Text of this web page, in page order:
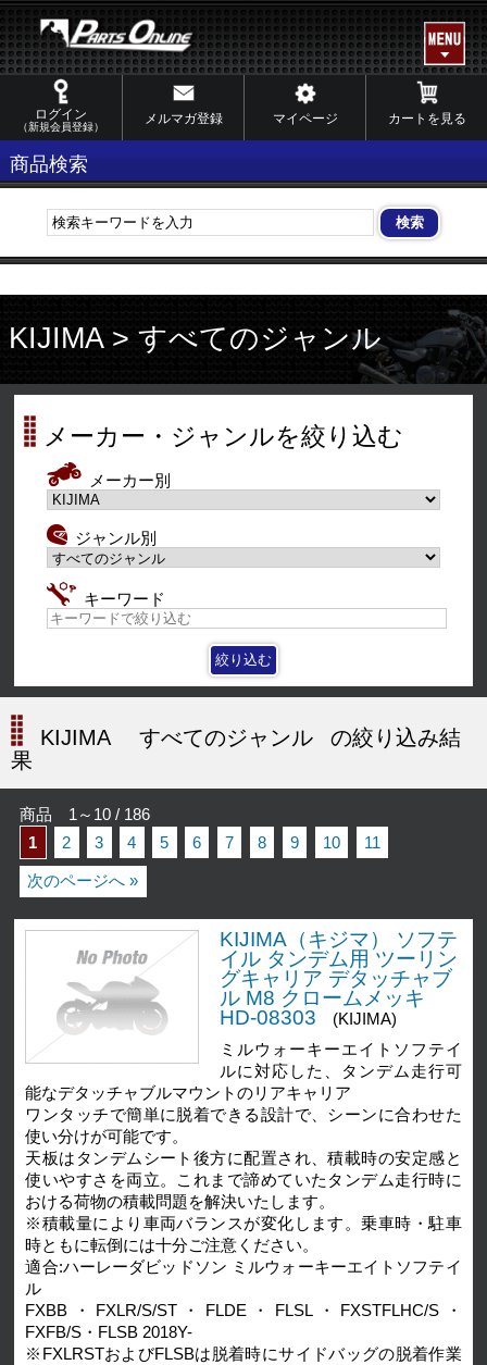
ログイン
（新規会員登録）
メルマガ登録 マイページ カートを見る
商品検索
KIJIMA > すべてのジャンル
メーカー・ジャンルを絞り込む
メーカー別
ジャンル別
キーワード
KIJIMA すべてのジャンル
の絞り込み結
果
商品 1～10 / 186
1
2 3 4 5 6 7 8 9 10 11
次のページへ »
KIJIMA（キジマ） ソフテ
イル タンデム用 ツーリン
グキャリア デタッチャブ
ル M8 クロームメッキ
HD-08303
(KIJIMA)
ミルウォーキーエイトソフテイ
ルに対応した、タンデム走行可
能なデタッチャブルマウントのリアキャリア
ワンタッチで簡単に脱着できる設計で、シーンに合わせた
使い分けが可能です。
天板はタンデムシート後方に配置され、積載時の安定感と
使いやすさを両立。これまで諦めていたタンデム走行時に
おける荷物の積載問題を解決いたします。
※積載量により車両バランスが変化します。乗車時・駐車
時ともに転倒には十分ご注意ください。
適合:ハーレーダビッドソン ミルウォーキーエイトソフテイ
ル
FXBB・FXLR/S/ST・FLDE・FLSL・FXSTFLHC/S・
FXFB/S・FLSB 2018Y-
※FXLRSTおよびFLSBは脱着時にサイドバッグの脱着作業